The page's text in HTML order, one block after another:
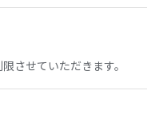
させていただきます。